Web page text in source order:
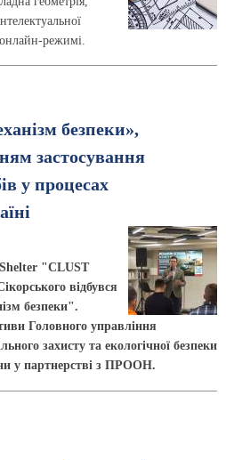
режимі.
безпеки»,
застосування
у процесах
"CLUST
відбувся
безпеки".
Головного управління
захисту та екологічної безпеки
у партнерстві з ПРООН.